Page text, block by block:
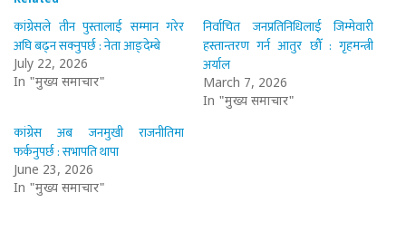
कांग्रेसले तीन पुस्तालाई सम्मान गरेर
अघि बढ्न सक्नुपर्छ : नेता आङ्देम्बे
July 22, 2026
In "मुख्य समाचार"
निर्वाचित जनप्रतिनिधिलाई जिम्मेवारी
हस्तान्तरण गर्न आतुर छौँ : गृहमन्त्री
अर्याल
March 7, 2026
In "मुख्य समाचार"
कांग्रेस अब जनमुखी राजनीतिमा
फर्कनुपर्छ : सभापति थापा
June 23, 2026
In "मुख्य समाचार"